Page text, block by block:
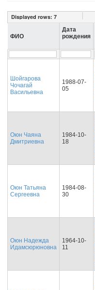
Displayed rows: 7
ФИО
Дата
рождения
Шойгарова
Чочагай
Васильевна
1988-07-
05
Оюн Чаяна
Дмитриевна
1984-10-
18
Оюн Татьяна
Сергеевна
1984-08-
30
Оюн Надежда
Идамсюрюновна
1964-10-
11